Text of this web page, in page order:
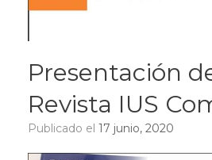
Presentación
Revista IUS
Publicado el 17 junio, 2020